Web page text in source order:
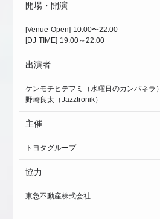
開場・開演
[Venue Open] 10:00〜22:00
[DJ TIME] 19:00～22:00
出演者
ケンモチヒデフミ（水曜日のカンパネラ）
野崎良太（Jazztronik）
主催
トヨタグループ
協力
東急不動産株式会社